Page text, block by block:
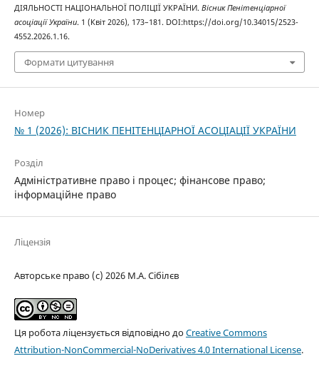
ДІЯЛЬНОСТІ НАЦІОНАЛЬНОЇ ПОЛІЦІЇ УКРАЇНИ. Вісник Пенітенціарної
асоціації України. 1 (Квіт 2026), 173–181. DOI:https://doi.org/10.34015/2523-
4552.2026.1.16.
Формати цитування
Номер
№ 1 (2026): ВІСНИК ПЕНІТЕНЦІАРНОЇ АСОЦІАЦІЇ УКРАЇНИ
Розділ
Адміністративне право і процес; фінансове право;
інформаційне право
Ліцензія
Авторське право (c) 2026 М.А. Сібілєв
Ця робота ліцензується відповідно доCreative Commons
Attribution-NonCommercial-NoDerivatives 4.0 International License.